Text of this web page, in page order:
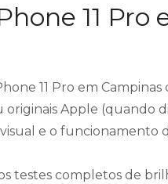
11 Pro
11 Pro em Campinas
Apple (quando
e o funcionamento
testes completos de